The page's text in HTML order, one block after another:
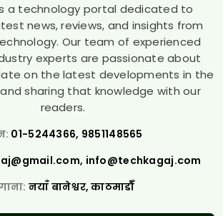
a technology portal dedicated to
news, reviews, and insights from
Our team of experienced
experts are passionate about
on the latest developments in the
sharing that knowledge with our
readers.
01-5244366, 9851148565
, info@techkagaj.com
नयाँ बानेश्वर, काठमाडौँ